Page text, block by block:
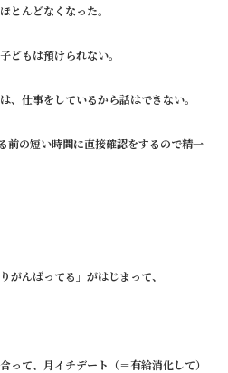
とんどなくなった。
どもは預けられない。
、仕事をしているから話はできない。
の短い時間に直接確認をするので精一
がんばってる」がはじまって、
って、月イチデート（＝有給消化して）